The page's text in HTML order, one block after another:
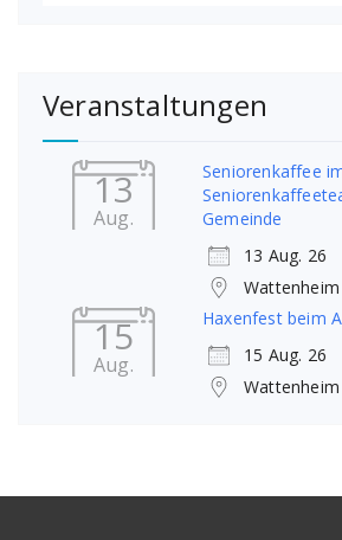
Veranstaltungen
13
Aug.
Seniorenkaffee
Gemeinde
13 Aug. 26
Wattenheim
15
Aug.
Haxenfest beim
15 Aug. 26
Wattenheim